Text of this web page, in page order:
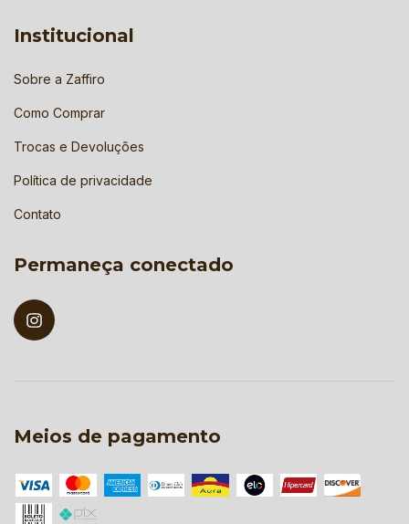
Institucional
Sobre a Zaffiro
Como Comprar
Trocas e Devoluções
Política de privacidade
Contato
Permaneça conectado
Meios de pagamento